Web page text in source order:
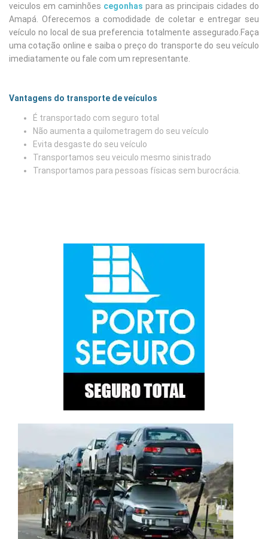
veiculos em caminhões cegonhas para as principais cidades do
Amapá. Oferecemos a comodidade de coletar e entregar seu
veículo no local de sua preferencia totalmente assegurado.Faça
uma cotação online e saiba o preço do transporte do seu veículo
imediatamente ou fale com um representante.
Vantagens do transporte de veículos
É transportado com seguro total
Não aumenta a quilometragem do seu veículo
Evita desgaste do seu veículo
Transportamos seu veiculo mesmo sinistrado
Transportamos para pessoas físicas sem burocrácia.